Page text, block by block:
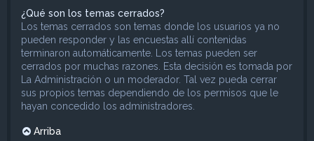
¿Qué son los temas cerrados?
Los temas cerrados son temas donde los usuarios ya no
pueden responder y las encuestas allí contenidas
terminaron automáticamente. Los temas pueden ser
cerrados por muchas razones. Esta decisión es tomada por
La Administración o un moderador. Tal vez pueda cerrar
sus propios temas dependiendo de los permisos que le
hayan concedido los administradores.
Arriba